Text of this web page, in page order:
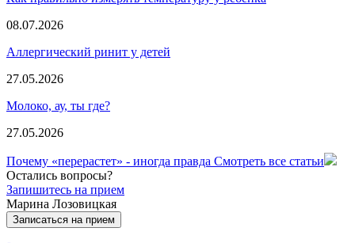
08.07.2026
Аллергический ринит у детей
27.05.2026
Молоко, ау, ты где?
27.05.2026
Почему «перерастет» - иногда правда Смотреть все статьи
Остались вопросы?
Запишитесь на прием
Марина Лозовицкая
Записаться на прием